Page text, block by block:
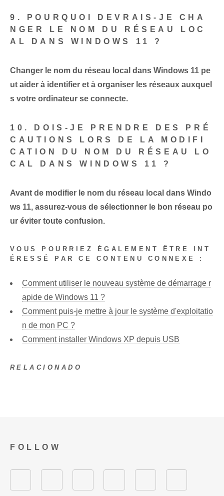
9. POURQUOI DEVRAIS-JE CHA
NGER LE NOM DU RÉSEAU LOC
AL DANS WINDOWS 11 ?
Changer le nom du réseau local dans Windows 11 pe
ut aider à identifier et à organiser les réseaux auxquel
s votre ordinateur se connecte.
10. DOIS-JE PRENDRE DES PRÉ
CAUTIONS LORS DE LA MODIFI
CATION DU NOM DU RÉSEAU LO
CAL DANS WINDOWS 11 ?
Avant de modifier le nom du réseau local dans Windo
ws 11, assurez-vous de sélectionner le bon réseau po
ur éviter toute confusion.
VOUS POURRIEZ ÉGALEMENT ÊTRE INT
ÉRESSÉ PAR CE CONTENU CONNEXE :
Comment utiliser le nouveau système de démarrage r
apide de Windows 11 ?
Comment puis-je mettre à jour le système d'exploitatio
n de mon PC ?
Comment installer Windows XP depuis USB
RELACIONADO
FOLLOW